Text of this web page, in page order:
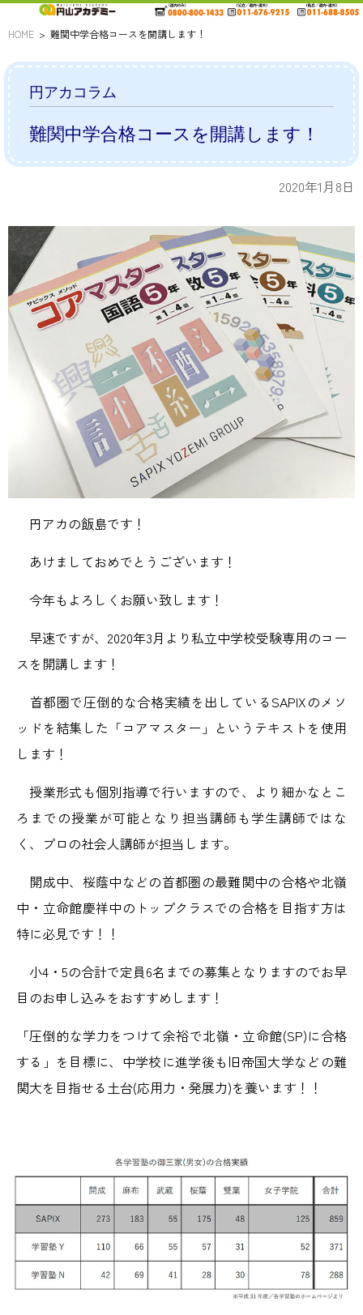
HOME 難関中学合格コースを開講します！
円アカコラム
難関中学合格コースを開講します！
2020年1月8日
円アカの飯島です！
あけましておめでとうございます！
今年もよろしくお願い致します！
早速ですが、2020年3月より私立中学校受験専用のコー
スを開講します！
首都圏で圧倒的な合格実績を出しているSAPIXのメソ
ッドを結集した「コアマスター」というテキストを使用
します！
授業形式も個別指導で行いますので、より細かなとこ
ろまでの授業が可能となり担当講師も学生講師ではな
く、プロの社会人講師が担当します。
開成中、桜蔭中などの首都圏の最難関中の合格や北嶺
中・立命館慶祥中のトップクラスでの合格を目指す方は
特に必見です！！
小4・5の合計で定員6名までの募集となりますのでお早
目のお申し込みをおすすめします！
「圧倒的な学力をつけて余裕で北嶺・立命館(SP)に合格
する」を目標に、中学校に進学後も旧帝国大学などの難
関大を目指せる土台(応用力・発展力)を養います！！